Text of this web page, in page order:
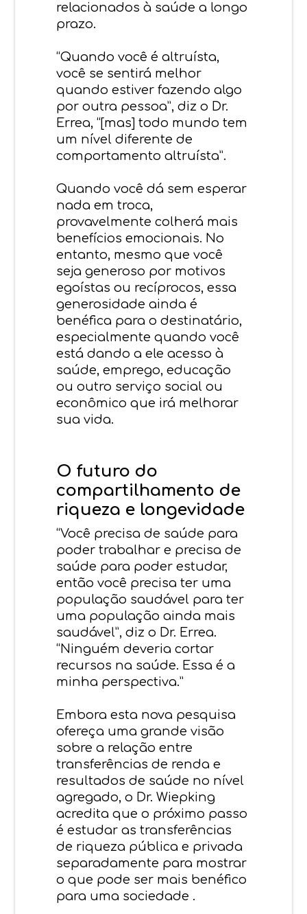
relacionados à saúde a longo
prazo.
“Quando você é altruísta,
você se sentirá melhor
quando estiver fazendo algo
por outra pessoa”, diz o Dr.
Errea, “[mas] todo mundo tem
um nível diferente de
comportamento altruísta”.
Quando você dá sem esperar
nada em troca,
provavelmente colherá mais
benefícios emocionais. No
entanto, mesmo que você
seja generoso por motivos
egoístas ou recíprocos, essa
generosidade ainda é
benéfica para o destinatário,
especialmente quando você
está dando a ele acesso à
saúde, emprego, educação
ou outro serviço social ou
econômico que irá melhorar
sua vida.
O futuro do
compartilhamento de
riqueza e longevidade
“Você precisa de saúde para
poder trabalhar e precisa de
saúde para poder estudar,
então você precisa ter uma
população saudável para ter
uma população ainda mais
saudável”, diz o Dr. Errea.
“Ninguém deveria cortar
recursos na saúde. Essa é a
minha perspectiva.”
Embora esta nova pesquisa
ofereça uma grande visão
sobre a relação entre
transferências de renda e
resultados de saúde no nível
agregado, o Dr. Wiepking
acredita que o próximo passo
é estudar as transferências
de riqueza pública e privada
separadamente para mostrar
o que pode ser mais benéfico
para uma sociedade .